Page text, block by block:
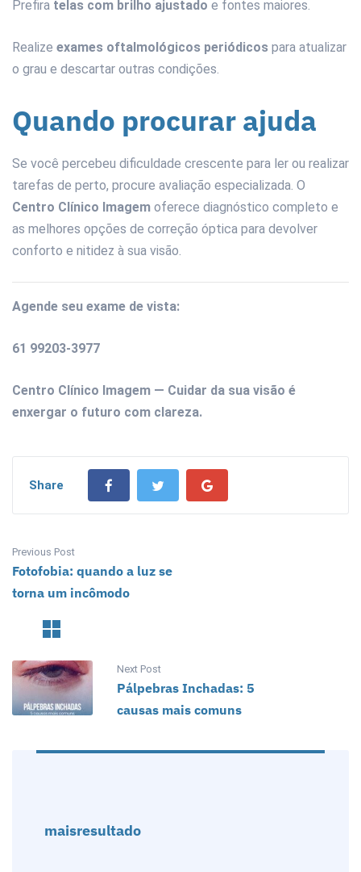
Prefira telas com brilho ajustado e fontes maiores.
Realize exames oftalmológicos periódicos para atualizar
o grau e descartar outras condições.
Quando procurar ajuda
Se você percebeu dificuldade crescente para ler ou realizar
tarefas de perto, procure avaliação especializada. O
Centro Clínico Imagem oferece diagnóstico completo e
as melhores opções de correção óptica para devolver
conforto e nitidez à sua visão.
Agende seu exame de vista:
61 99203-3977
Centro Clínico Imagem — Cuidar da sua visão é
enxergar o futuro com clareza.
Share
Previous Post
Fotofobia: quando a luz se
torna um incômodo
Next Post
Pálpebras Inchadas: 5
causas mais comuns
maisresultado